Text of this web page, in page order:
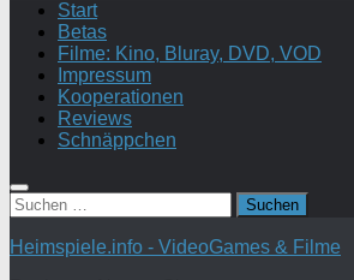
Start
Betas
Filme: Kino, Bluray, DVD, VOD
Impressum
Kooperationen
Reviews
Schnäppchen
Suchen
nach:
Heimspiele.info - VideoGames & Filme